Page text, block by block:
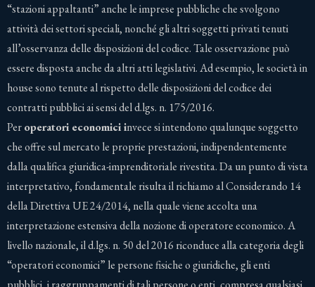
“stazioni appaltanti” anche le imprese pubbliche che svolgono
attività dei settori speciali, nonché gli altri soggetti privati tenuti
all’osservanza delle disposizioni del codice. Tale osservazione può
essere disposta anche da altri atti legislativi. Ad esempio, le società in
house sono tenute al rispetto delle disposizioni del codice dei
contratti pubblici ai sensi del d.lgs. n. 175/2016.
Peroperatori economici invece si intendono qualunque soggetto
che offre sul mercato le proprie prestazioni, indipendentemente
dalla qualifica giuridica-imprenditoriale rivestita. Da un punto di vista
interpretativo, fondamentale risulta il richiamo al Considerando 14
della Direttiva UE 24/2014, nella quale viene accolta una
interpretazione estensiva della nozione di operatore economico. A
livello nazionale, il d.lgs. n. 50 del 2016 riconduce alla categoria degli
“operatori economici” le persone fisiche o giuridiche, gli enti